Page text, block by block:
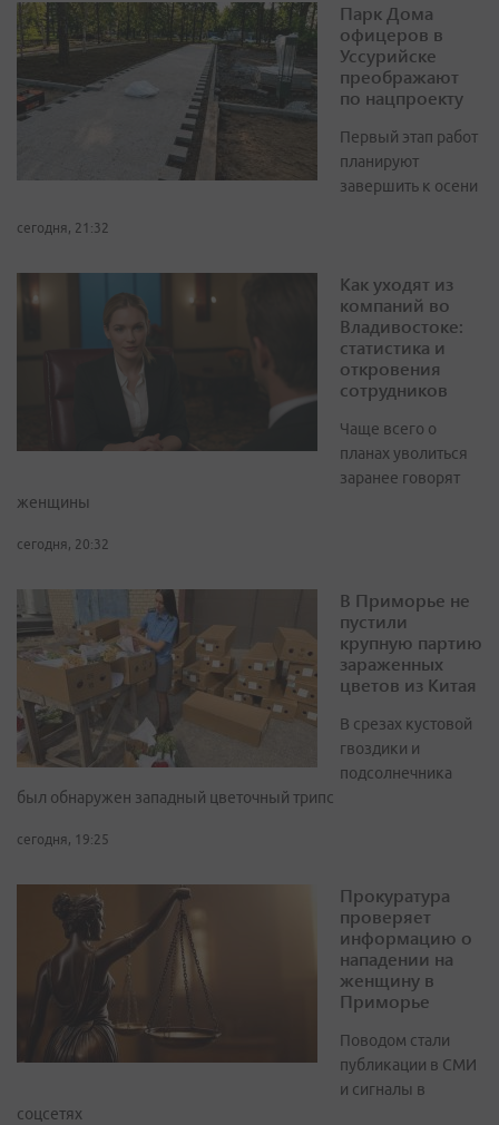
Парк Дома
офицеров в
Уссурийске
преображают
по нацпроекту
Первый этап работ
планируют
завершить к осени
сегодня, 21:32
Как уходят из
компаний во
Владивостоке:
статистика и
откровения
сотрудников
Чаще всего о
планах уволиться
заранее говорят
женщины
сегодня, 20:32
В Приморье не
пустили
крупную партию
зараженных
цветов из Китая
В срезах кустовой
гвоздики и
подсолнечника
был обнаружен западный цветочный трипс
сегодня, 19:25
Прокуратура
проверяет
информацию о
нападении на
женщину в
Приморье
Поводом стали
публикации в СМИ
и сигналы в
соцсетях